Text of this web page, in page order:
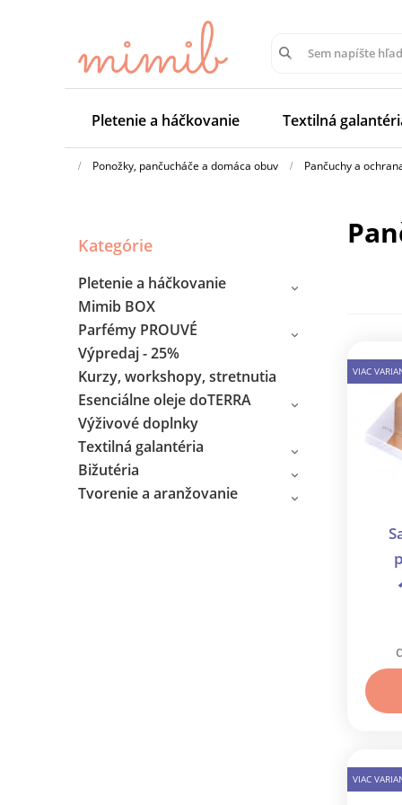
Pletenie a háčkovanie Textilná
Ponožky, pančucháče a domáca obuv Pančuchy a
Kategórie
Pletenie a háčkovanie
Mimib BOX
Parfémy PROUVÉ
Výpredaj - 25%
Kurzy, workshopy, stretnutia
Esenciálne oleje doTERRA
Výživové doplnky
Textilná galantéria
Bižutéria
Tvorenie a aranžovanie
VIAC
VIAC